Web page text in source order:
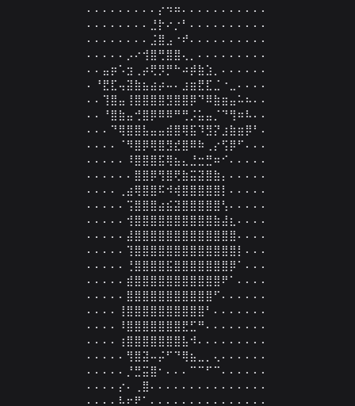
⠄⠄⠄⠄⠄⠄⠄⠄⠄⡔⠲⠶⠄⠄⠄⠄⠄⠄⠄⠄⠄⠄⠄
⠄⠄⠄⠄⠄⠄⠄⠄⣘⡗⠔⡐⠃⠄⠄⠄⠄⠄⠄⠄⠄⠄⠄
⠄⠄⠄⠄⠄⠄⠄⠄⣨⣿⣠⠐⠞⠄⠄⠄⠄⠄⠄⠄⠄⠄⠄
⠄⠄⠄⠄⠄⡠⠔⢺⣿⢛⣿⣿⢄⡀⠄⠄⠄⠄⠄⠄⠄⠄⠄
⠄⠄⣤⡶⠡⣲⢀⡴⢟⡻⡛⠓⠴⡾⣷⣱⡀⠄⠄⠄⠄⠄⠄
⠄⠘⣟⣏⢤⣽⣷⣦⣴⡴⠤⠄⣰⣶⣟⣏⣈⠐⣀⠄⠄⠄⠄
⠄⠄⢹⣿⣤⢸⣿⣿⣿⣿⣻⣿⣿⡿⠙⠿⣷⣶⣤⠥⠦⠄⠄
⠄⠄⠘⣿⣷⣤⢚⣿⡿⠿⠿⠛⢛⡨⣥⣤⡈⠙⢻⠶⠧⠄⠄
⠄⠄⠄⠙⢿⣿⣿⣧⣤⣤⣾⣿⢿⣯⠹⣻⡝⣰⣷⣶⡿⠃⠄
⠄⠄⠄⠄⠈⠻⣿⡿⢿⣿⣻⣞⣿⠿⠷⢀⡔⢫⡿⠋⠄⠄⠄
⠄⠄⠄⠄⠄⠸⣿⣿⣿⣯⢿⣦⣄⣘⣒⣛⠶⠊⠄⠄⠄⠄⠄
⠄⠄⠄⠄⠄⠄⣿⣿⡿⢻⣿⢟⣷⣭⣽⣿⣷⡄⠄⠄⠄⠄⠄
⠄⠄⠄⠄⢀⣴⢿⣿⣿⠯⠺⢾⣿⣿⣿⣿⣿⡇⠄⠄⠄⠄⠄
⠄⠄⠄⠄⠄⢩⣿⣿⣿⣴⣮⣽⣿⣿⣿⣿⣿⢣⠄⠄⠄⠄⠄
⠄⠄⠄⠄⠄⢺⣿⣿⣿⣿⣿⣿⣿⣿⣿⣿⣷⣼⣆⠄⠄⠄⠄
⠄⠄⠄⠄⠄⣼⣿⣿⣿⣿⣿⣿⣿⣿⣿⣿⣿⣿⣿⠄⠄⠄⠄
⠄⠄⠄⠄⠄⢹⣿⣿⣿⣿⣿⣿⣿⣿⣿⣿⣿⣿⣿⡇⠄⠄⠄
⠄⠄⠄⠄⠄⢘⣿⣿⣿⣿⣯⣿⣿⣿⣿⣿⣿⣿⡿⠁⠄⠄⠄
⠄⠄⠄⠄⠄⣾⣿⣿⣿⣿⣿⣿⣿⣿⣿⣿⣿⠟⠁⠄⠄⠄⠄
⠄⠄⠄⠄⠄⣿⣿⣿⣿⣿⣿⣿⣿⣿⣿⣿⠋⠄⠄⠄⠄⠄⠄
⠄⠄⠄⠄⢸⣿⣿⣿⣿⣿⣿⣿⣿⣿⣿⠃⠄⠄⠄⠄⠄⠄⠄
⠄⠄⠄⠄⠸⣿⣿⣿⣿⣿⣿⣿⣟⣋⠛⠄⠄⠄⠄⠄⠄⠄⠄
⠄⠄⠄⠄⢰⣿⣿⣿⣿⣿⣿⣿⣧⠺⠄⠄⠄⠄⠄⠄⠄⠄⠄
⠄⠄⠄⠄⠄⢻⣿⣽⠤⡬⠋⠙⢿⣦⣀⡀⢄⠄⠄⠄⠄⠄⠄
⠄⠄⠄⠄⠄⡘⣛⣭⣿⠂⠄⠄⠄⠉⠉⠋⠉⠄⠄⠄⠄⠄⠄
⠄⠄⠄⠄⡔⠄⢀⣿⠄⠄⠄⠄⠄⠄⠄⠄⠄⠄⠄⠄⠄⠄⠄
⠄⠄⠄⠄⠧⠖⠟⠁⠄⠄⠄⠄⠄⠄⠄⠄⠄⠄⠄⠄⠄⠄⠄